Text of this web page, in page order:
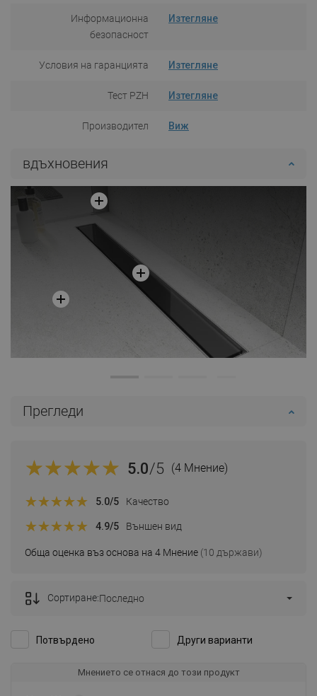
Информационна
безопасност
Изтегляне
Условия на гаранцията Изтегляне
Тест PZH Изтегляне
Производител Виж
вдъхновения
Прегледи
5.0/5 (4 Мнение)
Обща оценка въз основа на 4 Мнение (10 държави)
5.0/5 Качество
4.9/5 Външен вид
Потвърдено Други варианти
Сортиране:Последно
Мнението се отнася до този продукт